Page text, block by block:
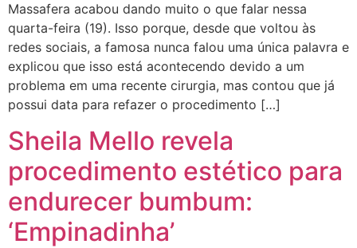
Massafera acabou dando muito o que falar nessa
quarta-feira (19). Isso porque, desde que voltou às
redes sociais, a famosa nunca falou uma única palavra e
explicou que isso está acontecendo devido a um
problema em uma recente cirurgia, mas contou que já
possui data para refazer o procedimento […]
Sheila Mello revela
procedimento estético para
endurecer bumbum:
‘Empinadinha’